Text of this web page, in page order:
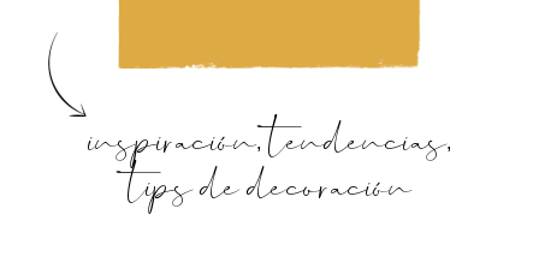
inspiración, tendencias,
tips de decoración